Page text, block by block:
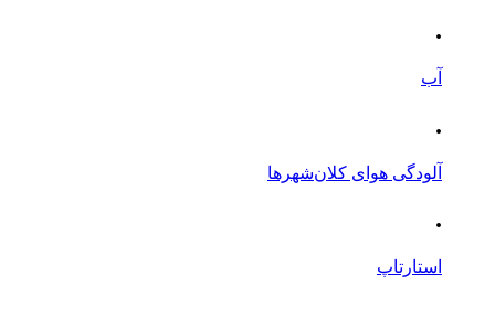
.
آب
.
آلودگی هوای کلان‌شهرها
.
استارتاپ